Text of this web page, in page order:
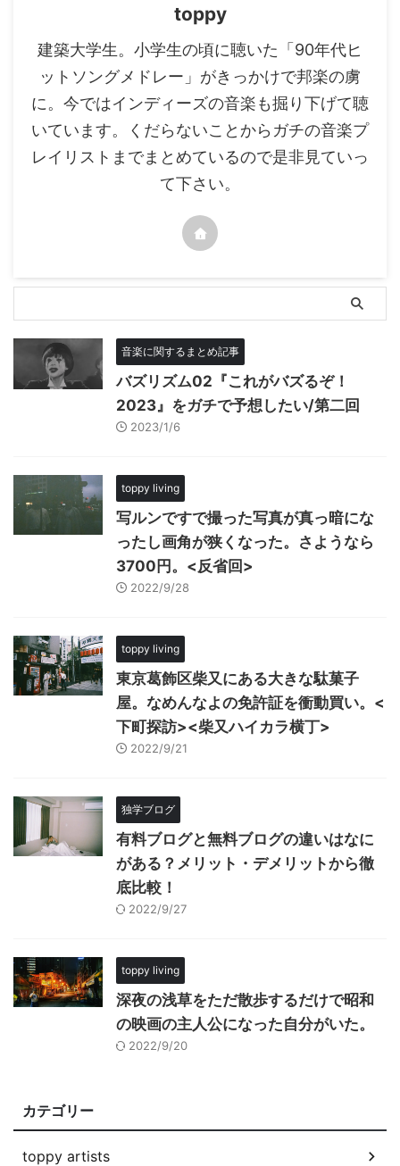
toppy
建築大学生。小学生の頃に聴いた「90年代ヒ
ットソングメドレー」がきっかけで邦楽の虜
に。今ではインディーズの音楽も掘り下げて聴
いています。くだらないことからガチの音楽プ
レイリストまでまとめているので是非見ていっ
て下さい。
音楽に関するまとめ記事
バズリズム02『これがバズるぞ！
2023』をガチで予想したい/第二回
2023/1/6
toppy living
写ルンですで撮った写真が真っ暗にな
ったし画角が狭くなった。さようなら
3700円。<反省回>
2022/9/28
toppy living
東京葛飾区柴又にある大きな駄菓子
屋。なめんなよの免許証を衝動買い。<
下町探訪><柴又ハイカラ横丁>
2022/9/21
独学ブログ
有料ブログと無料ブログの違いはなに
がある？メリット・デメリットから徹
底比較！
2022/9/27
toppy living
深夜の浅草をただ散歩するだけで昭和
の映画の主人公になった自分がいた。
2022/9/20
カテゴリー
toppy artists